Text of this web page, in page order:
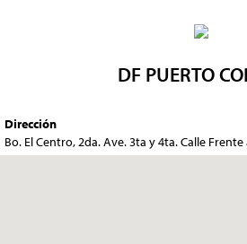
DF PUERTO
Dirección
Bo. El Centro, 2da. Ave. 3ta y 4ta. Calle